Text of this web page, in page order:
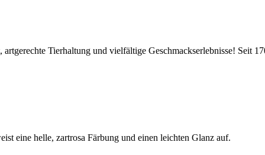
Tierhaltung und vielfältige Geschmackserlebnisse! Seit
eine helle, zartrosa Färbung und einen leichten Glanz auf.